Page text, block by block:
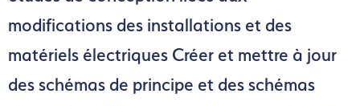
modifications des installations et des
matériels électriques Créer et mettre à jour
des schémas de principe et des schémas